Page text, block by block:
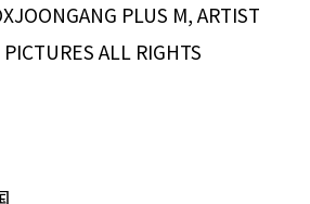
PLUS M, ARTIST
ALL RIGHTS